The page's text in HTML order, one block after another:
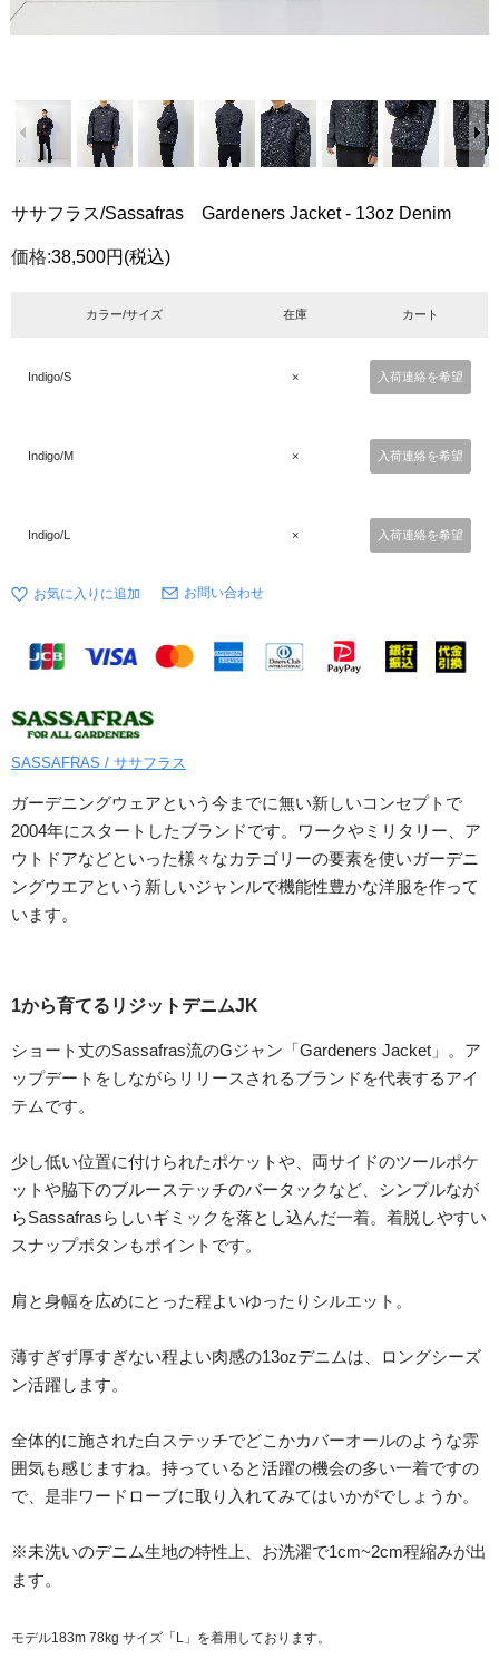
ササフラス/Sassafras Gardeners Jacket - 13oz Denim
価格:38,500円 (税込)
カラー/サイズ 在庫 カート
Indigo/S × 入荷連絡を希望
Indigo/M × 入荷連絡を希望
Indigo/L × 入荷連絡を希望
お問い合わせ
SASSAFRAS / ササフラス
ガーデニングウェアという今までに無い新しいコンセプトで
2004年にスタートしたブランドです。ワークやミリタリー、ア
ウトドアなどといった様々なカテゴリーの要素を使いガーデニ
ングウエアという新しいジャンルで機能性豊かな洋服を作って
います。
1から育てるリジットデニムJK
ショート丈のSassafras流のGジャン「Gardeners Jacket」。ア
ップデートをしながらリリースされるブランドを代表するアイ
テムです。
少し低い位置に付けられたポケットや、両サイドのツールポケ
ットや脇下のブルーステッチのバータックなど、シンプルなが
らSassafrasらしいギミックを落とし込んだ一着。着脱しやすい
スナップボタンもポイントです。
肩と身幅を広めにとった程よいゆったりシルエット。
薄すぎず厚すぎない程よい肉感の13ozデニムは、ロングシーズ
ン活躍します。
全体的に施された白ステッチでどこかカバーオールのような雰
囲気も感じますね。持っていると活躍の機会の多い一着ですの
で、是非ワードローブに取り入れてみてはいかがでしょうか。
※未洗いのデニム生地の特性上、お洗濯で1cm~2cm程縮みが出
ます。
モデル183m 78kg サイズ「L」を着用しております。